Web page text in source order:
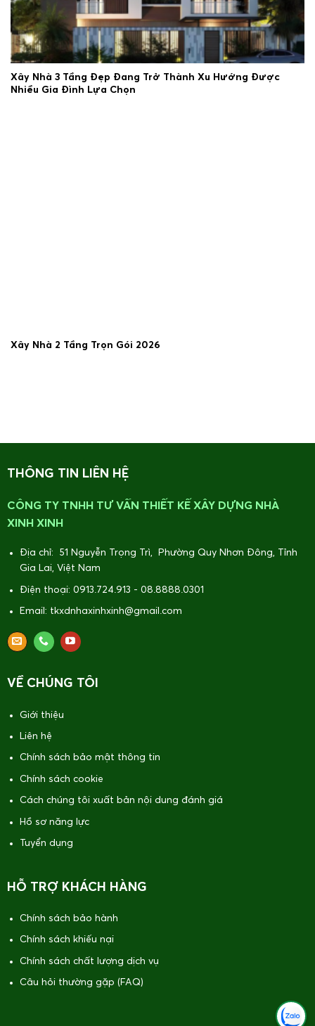
Xây Nhà 3 Tầng Đẹp Đang Trở Thành Xu Hướng Được
Nhiều Gia Đình Lựa Chọn
Xây Nhà 2 Tầng Trọn Gói 2026
THÔNG TIN LIÊN HỆ
CÔNG TY TNHH TƯ VẤN THIẾT KẾ XÂY DỰNG NHÀ
XINH XINH
Địa chỉ: 51 Nguyễn Trọng Trì, Phường Quy Nhơn Đông, Tỉnh
Gia Lai, Việt Nam
Điện thoại: 0913.724.913 - 08.8888.0301
Email: tkxdnhaxinhxinh@gmail.com
VỀ CHÚNG TÔI
Giới thiệu
Liên hệ
Chính sách bảo mật thông tin
Chính sách cookie
Cách chúng tôi xuất bản nội dung đánh giá
Hồ sơ năng lực
Tuyển dụng
HỖ TRỢ KHÁCH HÀNG
Chính sách bảo hành
Chính sách khiếu nại
Chính sách chất lượng dịch vụ
Câu hỏi thường gặp (FAQ)